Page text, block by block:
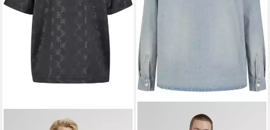
Langarmhemd
Langarmhemd